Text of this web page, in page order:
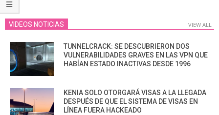
VIDEOS NOTICIAS VIEW ALL
TUNNELCRACK: SE DESCUBRIERON DOS
VULNERABILIDADES GRAVES EN LAS VPN QUE
HABÍAN ESTADO INACTIVAS DESDE 1996
KENIA SOLO OTORGARÁ VISAS A LA LLEGADA
DESPUÉS DE QUE EL SISTEMA DE VISAS EN
LÍNEA FUERA HACKEADO